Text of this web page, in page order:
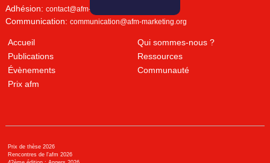
Adhésion: contact@afm-marketing.org
Communication: communication@afm-marketing.org
Accueil
Qui sommes-nous ?
Publications
Ressources
Évènements
Communauté
Prix afm
Prix de thèse 2026
Rencontres de l'afm 2026